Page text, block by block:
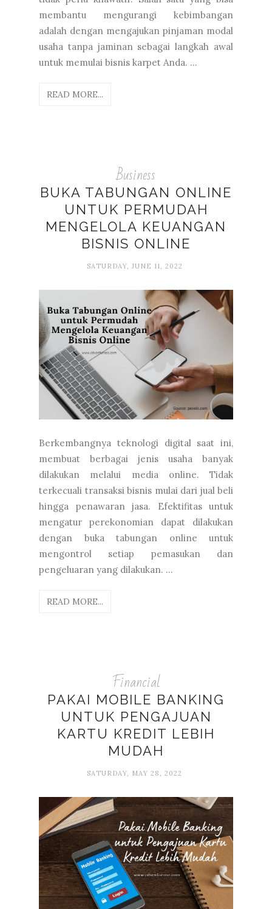
membantu mengurangi kebimbangan
adalah dengan mengajukan pinjaman modal
usaha tanpa jaminan sebagai langkah awal
untuk memulai bisnis karpet Anda. ...
READ MORE...
Business
BUKA TABUNGAN ONLINE
UNTUK PERMUDAH
MENGELOLA KEUANGAN
BISNIS ONLINE
SATURDAY, JUNE 11, 2022
Berkembangnya teknologi digital saat ini,
membuat berbagai jenis usaha banyak
dilakukan melalui media online. Tidak
terkecuali transaksi bisnis mulai dari jual beli
hingga penawaran jasa. Efektifitas untuk
mengatur perekonomian dapat dilakukan
dengan buka tabungan online untuk
mengontrol setiap pemasukan dan
pengeluaran yang dilakukan. ...
READ MORE...
Financial
PAKAI MOBILE BANKING
UNTUK PENGAJUAN
KARTU KREDIT LEBIH
MUDAH
SATURDAY, MAY 28, 2022